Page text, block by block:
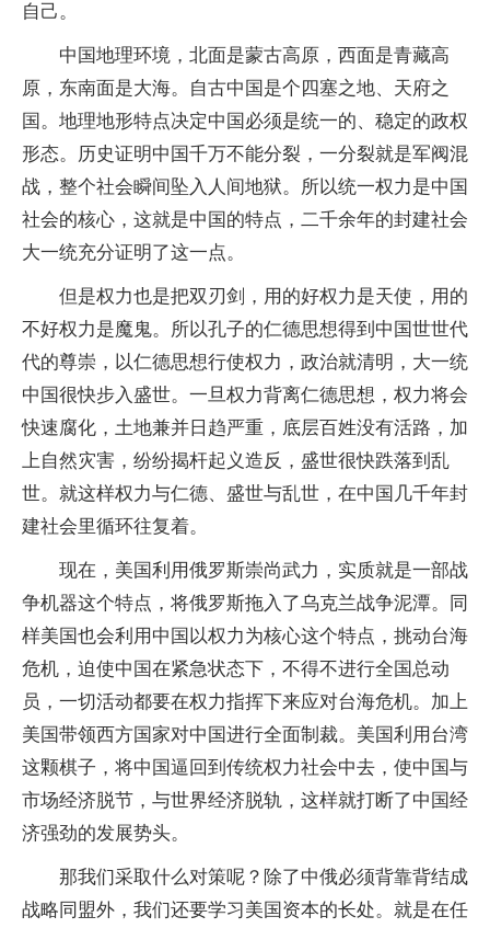
自己。
中国地理环境，北面是蒙古高原，西面是青藏高
原，东南面是大海。自古中国是个四塞之地、天府之
国。地理地形特点决定中国必须是统一的、稳定的政权
形态。历史证明中国千万不能分裂，一分裂就是军阀混
战，整个社会瞬间坠入人间地狱。所以统一权力是中国
社会的核心，这就是中国的特点，二千余年的封建社会
大一统充分证明了这一点。
但是权力也是把双刃剑，用的好权力是天使，用的
不好权力是魔鬼。所以孔子的仁德思想得到中国世世代
代的尊崇，以仁德思想行使权力，政治就清明，大一统
中国很快步入盛世。一旦权力背离仁德思想，权力将会
快速腐化，土地兼并日趋严重，底层百姓没有活路，加
上自然灾害，纷纷揭杆起义造反，盛世很快跌落到乱
世。就这样权力与仁德、盛世与乱世，在中国几千年封
建社会里循环往复着。
现在，美国利用俄罗斯崇尚武力，实质就是一部战
争机器这个特点，将俄罗斯拖入了乌克兰战争泥潭。同
样美国也会利用中国以权力为核心这个特点，挑动台海
危机，迫使中国在紧急状态下，不得不进行全国总动
员，一切活动都要在权力指挥下来应对台海危机。加上
美国带领西方国家对中国进行全面制裁。美国利用台湾
这颗棋子，将中国逼回到传统权力社会中去，使中国与
市场经济脱节，与世界经济脱轨，这样就打断了中国经
济强劲的发展势头。
那我们采取什么对策呢？除了中俄必须背靠背结成
战略同盟外，我们还要学习美国资本的长处。就是在任